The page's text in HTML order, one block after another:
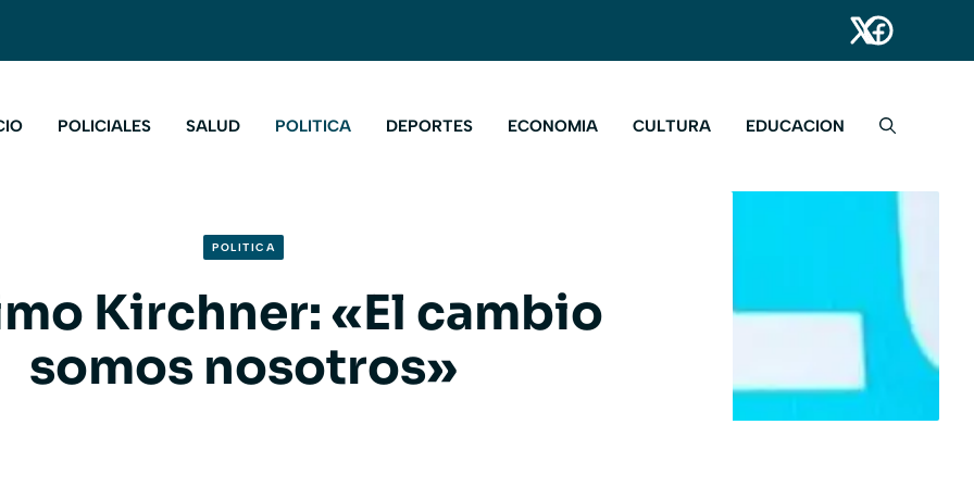
POLICIALES SALUD POLITICA DEPORTES ECONOMIA CULTURA EDUCACION
POLITICA
Kirchner: «El cambio
somos nosotros»